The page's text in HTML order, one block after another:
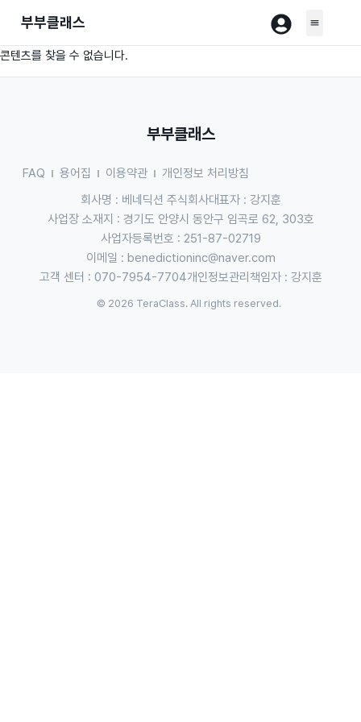
부부클래스
콘텐츠를 찾을 수 없습니다.
부부클래스
FAQ 용어집 이용약관
개인정보 처리방침
회사명 : 베네딕션 주식회사대표자 : 강지훈
사업장 소재지 : 경기도 안양시 동안구 임곡로 62, 303호
사업자등록번호 : 251-87-02719
이메일 : benedictioninc@naver.com
고객 센터 : 070-7954-7704개인정보관리책임자 : 강지훈
© 2026 TeraClass. All rights reserved.